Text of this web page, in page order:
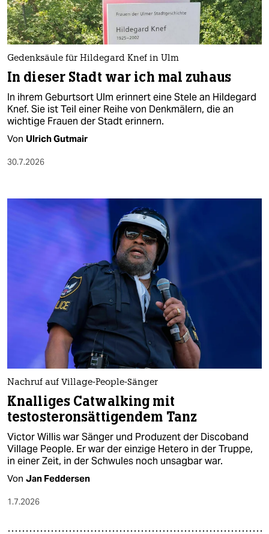
Gedenksäule für Hildegard Knef in Ulm
In dieser Stadt war ich mal zuhaus
In ihrem Geburtsort Ulm erinnert eine Stele an Hildegard
Knef. Sie ist Teil einer Reihe von Denkmälern, die an
wichtige Frauen der Stadt erinnern.
Von Ulrich Gutmair
30.7.2026
Nachruf auf Village-People-Sänger
Knalliges Catwalking mit
testosteronsättigendem Tanz
Victor Willis war Sänger und Produzent der Discoband
Village People. Er war der einzige Hetero in der Truppe,
in einer Zeit, in der Schwules noch unsagbar war.
Von Jan Feddersen
1.7.2026